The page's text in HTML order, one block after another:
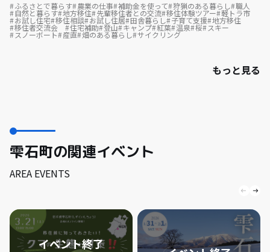
ふるさとで暮らす 農業の仕事 補助金を使って 狩猟のある暮らし 職人
自然と暮らす 地方移住 先輩移住者との交流 移住体験ツアー 軽トラ市
お試し住宅 移住相談 お試し住居 田舎暮らし 子育て支援 地方移住
移住者交流会 住宅補助 登山 キャンプ 紅葉 温泉 桜 スキー
スノーボート 産直 畑のある暮らし サイクリング
もっと見る
雫石町の関連イベント
AREA EVENTS